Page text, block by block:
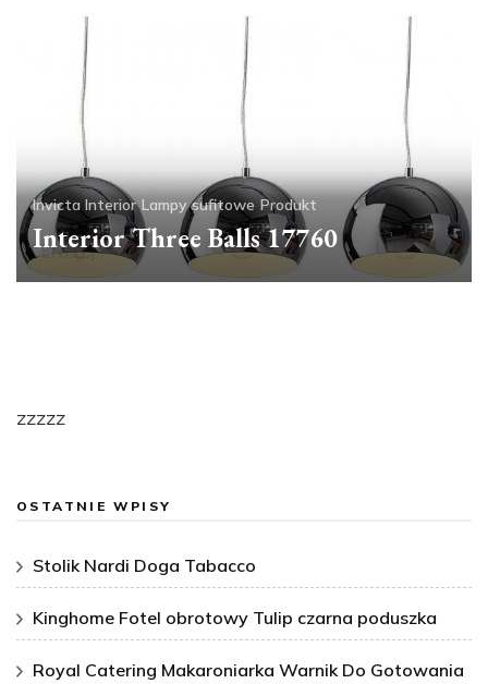
Invicta Interior Lampy sufitowe Produkt
Interior Three Balls 17760
zzzzz
OSTATNIE WPISY
Stolik Nardi Doga Tabacco
Kinghome Fotel obrotowy Tulip czarna poduszka
Royal Catering Makaroniarka Warnik Do Gotowania